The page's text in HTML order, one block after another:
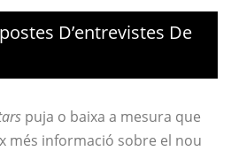
D’entrevistes De
puja o baixa a mesura que
més informació sobre el nou